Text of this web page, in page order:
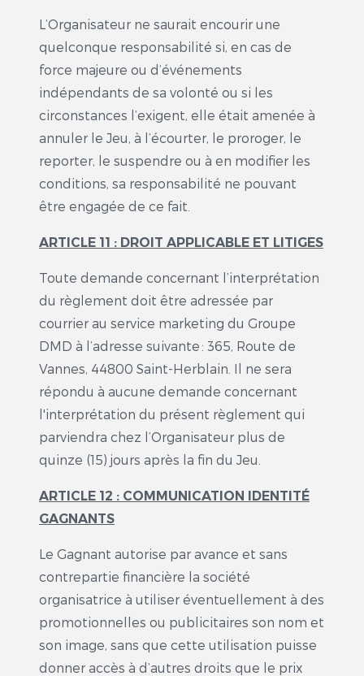
L’Organisateur ne saurait encourir une
quelconque responsabilité si, en cas de
force majeure ou d’événements
indépendants de sa volonté ou si les
circonstances l’exigent, elle était amenée à
annuler le Jeu, à l’écourter, le proroger, le
reporter, le suspendre ou à en modifier les
conditions, sa responsabilité ne pouvant
être engagée de ce fait.
ARTICLE 11 : DROIT APPLICABLE ET LITIGES
Toute demande concernant l’interprétation
du règlement doit être adressée par
courrier au service marketing du Groupe
DMD à l’adresse suivante : 365, Route de
Vannes, 44800 Saint-Herblain. Il ne sera
répondu à aucune demande concernant
l'interprétation du présent règlement qui
parviendra chez l’Organisateur plus de
quinze (15) jours après la fin du Jeu.
ARTICLE 12 : COMMUNICATION IDENTITÉ
GAGNANTS
Le Gagnant autorise par avance et sans
contrepartie financière la société
organisatrice à utiliser éventuellement à des
promotionnelles ou publicitaires son nom et
son image, sans que cette utilisation puisse
donner accès à d’autres droits que le prix